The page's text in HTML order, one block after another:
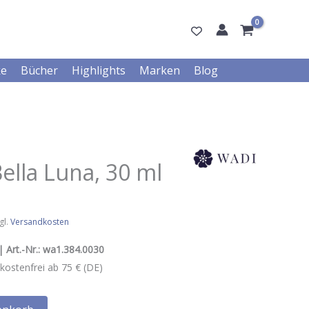
Bücher Highlights Marken Blog
Luna, 30 ml
Versandkosten
Art.-Nr.: wa1.384.0030
ab 75 € (DE)